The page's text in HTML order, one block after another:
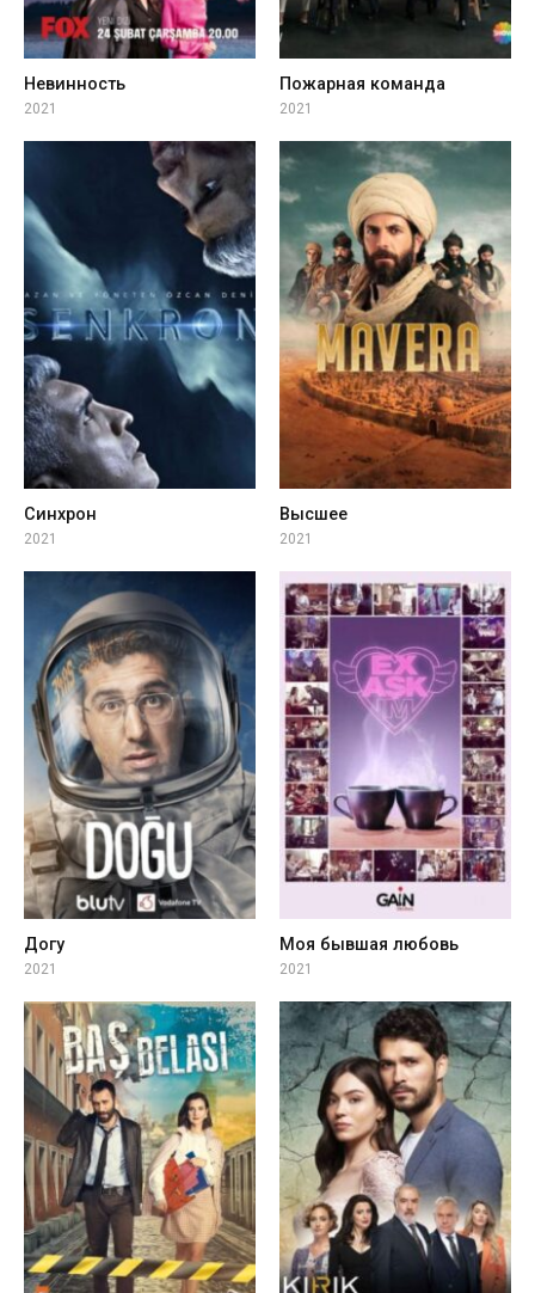
Невинность
2021
Пожарная команда
2021
Синхрон
2021
Высшее
2021
Догу
2021
Моя бывшая любовь
2021